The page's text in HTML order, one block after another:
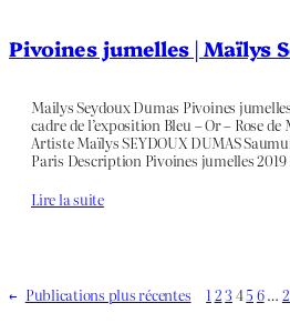
Pivoines jumelles | Maïlys
Mailys Seydoux Dumas Pivoines
cadre de l’exposition Bleu – Or – Rose
Artiste Maïlys SEYDOUX DUMAS
Paris Description Pivoines jumelles
Lire la suite
← Publications plus récentes 123 45 6…